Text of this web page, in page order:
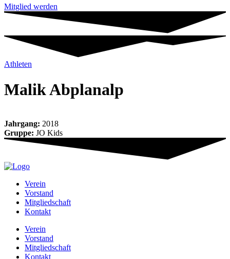
Mitglied werden
Athleten
Malik Abpl­a­nalp
Jahrgang: 2018
Gruppe: JO Kids
Ver­ein
Vor­stand
Mit­glied­schaft
Kon­takt
Ver­ein
Vor­stand
Mit­glied­schaft
Kon­takt